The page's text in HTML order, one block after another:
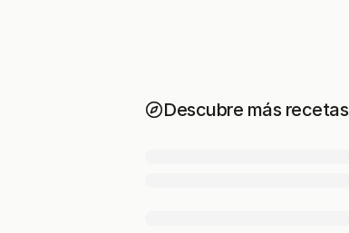
Descubre más recetas